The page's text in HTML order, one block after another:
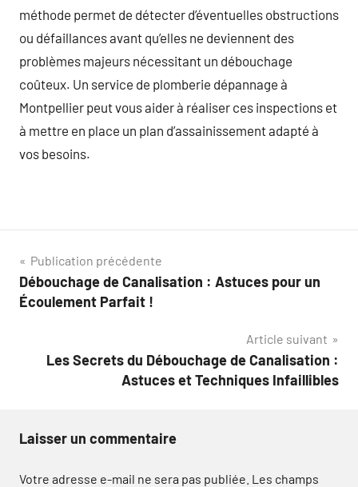
méthode permet de détecter d’éventuelles obstructions
ou défaillances avant qu’elles ne deviennent des
problèmes majeurs nécessitant un débouchage
coûteux. Un service de plomberie dépannage à
Montpellier peut vous aider à réaliser ces inspections et
à mettre en place un plan d’assainissement adapté à
vos besoins.
Navigation
de
Publication précédente
Débouchage de Canalisation : Astuces pour un
Écoulement Parfait !
Article suivant
Les Secrets du Débouchage de Canalisation :
Astuces et Techniques Infaillibles
Laisser un commentaire
Votre adresse e-mail ne sera pas publiée. Les champs